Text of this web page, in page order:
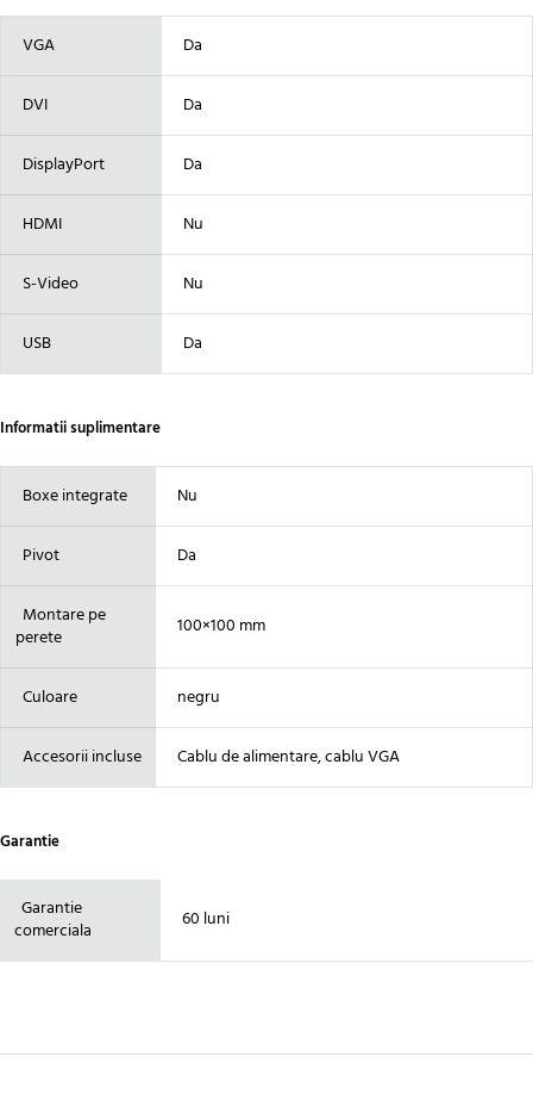
VGA Da
DVI Da
DisplayPort Da
HDMI Nu
S-Video Nu
USB Da
Informatii suplimentare
Boxe integrate Nu
Pivot Da
Montare pe
perete
100×100 mm
Culoare negru
Accesorii incluse Cablu de alimentare, cablu VGA
Garantie
Garantie
comerciala
60 luni